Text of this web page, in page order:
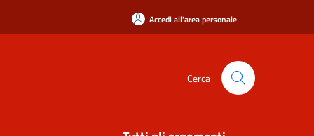
Accedi all'area personale
Cerca